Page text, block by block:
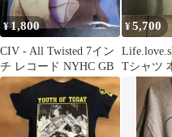
¥1,800
CIV - All Twisted 7イン
チ レコード NYHC GB
¥5,700
Tシャツ